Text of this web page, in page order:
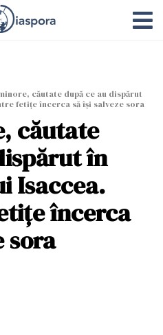
căutate după ce au dispărut
fetițe încerca să își salveze sora
căutate
în
Isaccea.
încerca
sora